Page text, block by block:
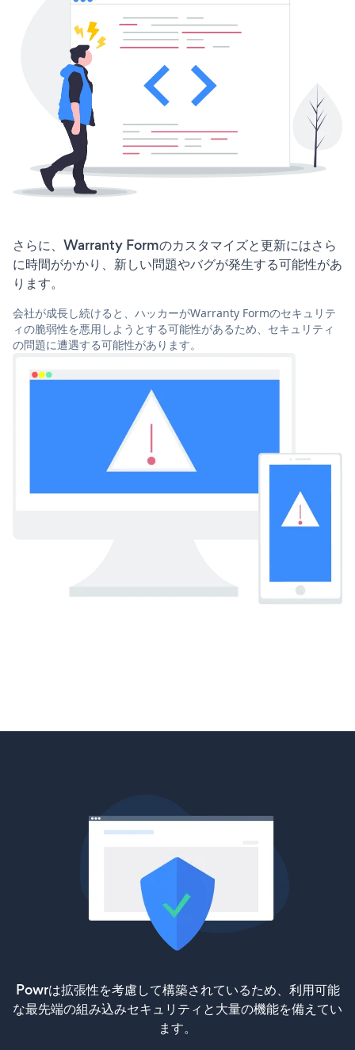
さらに、Warranty Formのカスタマイズと更新にはさら
に時間がかかり、新しい問題やバグが発生する可能性があ
ります。
会社が成長し続けると、ハッカーがWarranty Formのセキュリテ
ィの脆弱性を悪用しようとする可能性があるため、セキュリティ
の問題に遭遇する可能性があります。
Powrは拡張性を考慮して構築されているため、利用可能
な最先端の組み込みセキュリティと大量の機能を備えてい
ます。